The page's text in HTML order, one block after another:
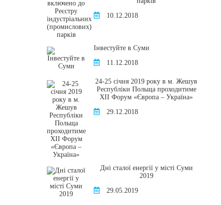
10.12.2018
Інвестуйте в Суми
11.12.2018
24-25 січня 2019 року в м. Жешув
Республіки Польща проходитиме
XІI Форум «Європа – Україна»
29.12.2018
Дні сталої енергії у місті Суми
2019
29.05.2019